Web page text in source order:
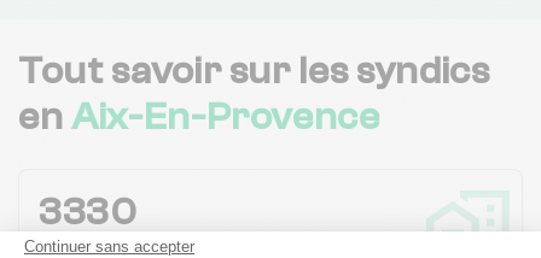
Continuer sans accepter
Tout savoir sur les syndics
enAix-En-Provence
3330
Copropriétés engestion